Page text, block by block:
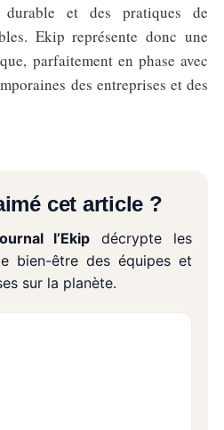
durable et des pratiques de
Ekip représente donc une
parfaitement en phase avec
des entreprises et des
cet article ?
l’Ekip décrypte les
bien-être des équipes et
sur la planète.